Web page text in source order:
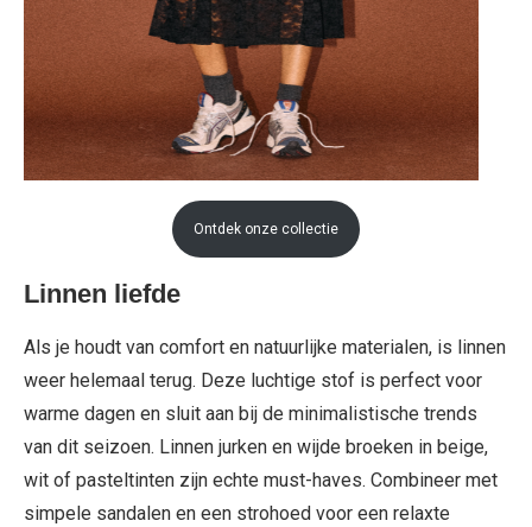
Ontdek onze collectie
Linnen liefde
Als je houdt van comfort en natuurlijke materialen, is linnen
weer helemaal terug. Deze luchtige stof is perfect voor
warme dagen en sluit aan bij de minimalistische trends
van dit seizoen. Linnen jurken en wijde broeken in beige,
wit of pasteltinten zijn echte must-haves. Combineer met
simpele sandalen en een strohoed voor een relaxte